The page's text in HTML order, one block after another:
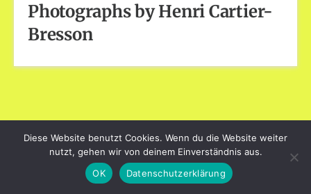
Photographs by Henri Cartier-
Bresson
dayart.de
Stolz präsentiert von WordPress|Theme: Loose von
BlogOnYourOwn.com
Diese Website benutzt Cookies. Wenn du die Website weiter
nutzt, gehen wir von deinem Einverständnis aus.
OK
Datenschutzerklärung